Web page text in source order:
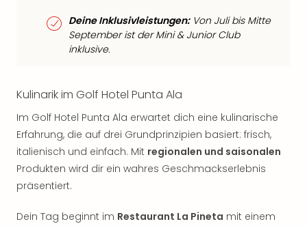
Deine Inklusivleistungen:Von Juli bis Mitte
September ist der Mini & Junior Club
inklusive.
Kulinarik im Golf Hotel Punta Ala
Im Golf Hotel Punta Ala erwartet dich eine kulinarische
Erfahrung, die auf drei Grundprinzipien basiert: frisch,
italienisch und einfach. Mit regionalen und saisonalen
Produkten wird dir ein wahres Geschmackserlebnis
präsentiert.
Dein Tag beginnt im Restaurant La Pineta mit einem